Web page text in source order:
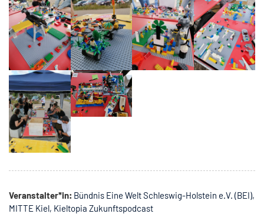
Veranstalter*in: Bündnis Eine Welt Schleswig-Holstein e.V. (BEI),
MITTE Kiel, Kieltopia Zukunftspodcast